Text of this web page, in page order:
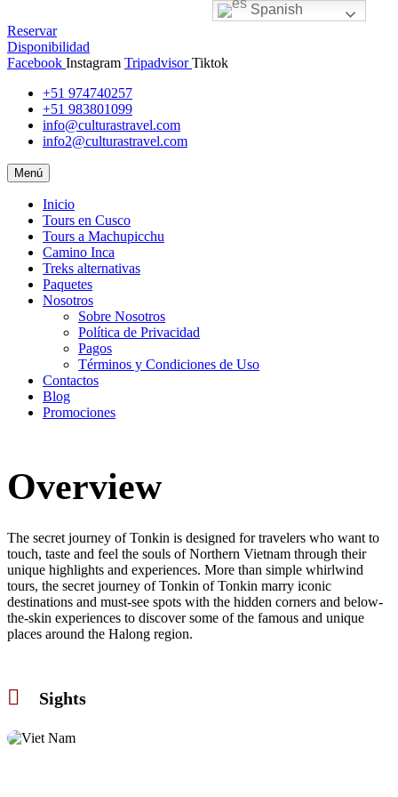
Reservar
Disponibilidad
Facebook Instagram Tripadvisor Tiktok
+51 974740257
+51 983801099
info@culturastravel.com
info2@culturastravel.com
Menú
Inicio
Tours en Cusco
Tours a Machupicchu
Camino Inca
Treks alternativas
Paquetes
Nosotros
Sobre Nosotros
Política de Privacidad
Pagos
Términos y Condiciones de Uso
Contactos
Blog
Promociones
Overview
The secret journey of Tonkin is designed for travelers who want to
touch, taste and feel the souls of Northern Vietnam through their
unique highlights and experiences. More than simple whirlwind
tours, the secret journey of Tonkin of Tonkin marry iconic
destinations and must-see spots with the hidden corners and below-
the-skin experiences to discover some of the famous and unique
places around the Halong region.
Sights
Spanish
Spanish